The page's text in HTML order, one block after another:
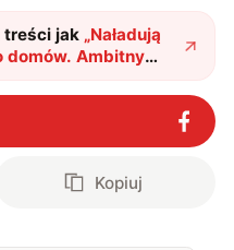
sport.
treści jak „Naładują
domów. Ambitny
Kopiuj